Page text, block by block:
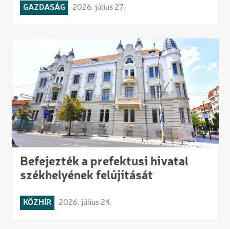
GAZDASÁG 2026. július 27.
Befejezték a prefektusi hivatal
székhelyének felújítását
KÖZHÍR 2026. július 24.